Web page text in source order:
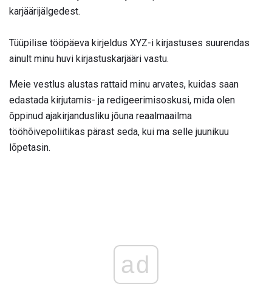
karjäärijälgedest.
Tüüpilise tööpäeva kirjeldus XYZ-i kirjastuses suurendas
ainult minu huvi kirjastuskarjääri vastu.
Meie vestlus alustas rattaid minu arvates, kuidas saan
edastada kirjutamis- ja redigeerimisoskusi, mida olen
õppinud ajakirjandusliku jõuna reaalmaailma
tööhõivepoliitikas pärast seda, kui ma selle juunikuu
lõpetasin.
ad